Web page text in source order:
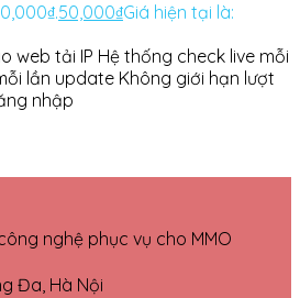
50,000₫Giá hiện tại là:
web tải IP Hệ thống check live mỗi
lần update Không giới hạn lượt
nhập
nghệ phục vụ cho MMO
Đa, Hà Nội